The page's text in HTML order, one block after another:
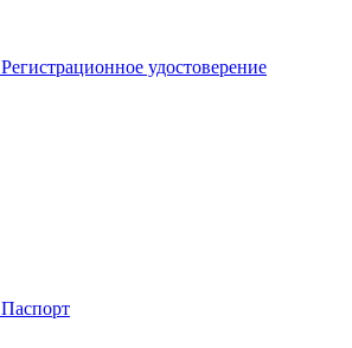
Регистрационное удостоверение
Паспорт